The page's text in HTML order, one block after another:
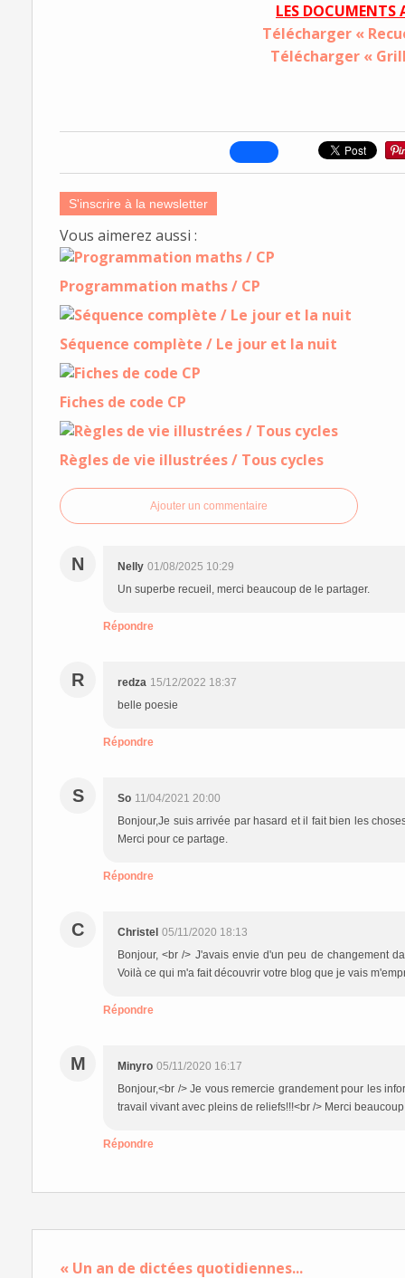
LES DOCUMENTS
Télécharger «
Télécharger «
S'inscrire à la newsletter
Vous aimerez aussi :
Programmation maths / CP
Séquence complète / Le jour et la nuit
Fiches de code CP
Règles de vie illustrées / Tous cycles
Ajouter un commentaire
N Nelly 01/08/2025 10:29
Un superbe recueil, merci beaucoup de le partager.
Répondre
R redza 15/12/2022 18:37
belle poesie
Répondre
S So 11/04/2021 20:00
Bonjour,Je suis arrivée par hasard et il fait bien les
Merci pour ce partage.
Répondre
C Christel 05/11/2020 18:13
Bonjour, <br /> J'avais envie d'un peu de changement
Voilà ce qui m'a fait découvrir votre blog que je vais
Répondre
M Minyro 05/11/2020 16:17
Bonjour,<br /> Je vous remercie grandement pour les
travail vivant avec pleins de reliefs!!!<br /> Merci
Répondre
« Un an de dictées quotidiennes...